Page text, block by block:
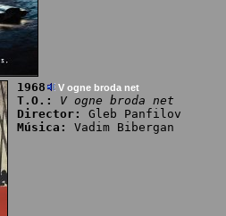
1968 V ogne broda net
T.O.:
V ogne broda net
Director:
Gleb Panfilov
Música:
Vadim Bibergan